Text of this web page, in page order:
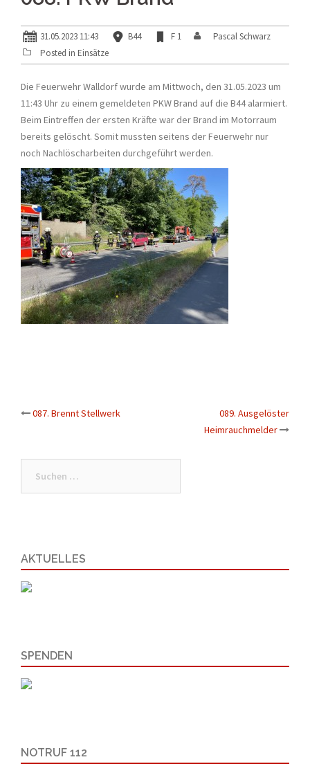
31.05.2023 11:43 B44 F 1
Pascal Schwarz
Posted in Einsätze
Die Feuerwehr Walldorf wurde am Mittwoch, den 31.05.2023 um
11:43 Uhr zu einem gemeldeten PKW Brand auf die B44 alarmiert.
Beim Eintreffen der ersten Kräfte war der Brand im Motorraum
bereits gelöscht. Somit mussten seitens der Feuerwehr nur
noch Nachlöscharbeiten durchgeführt werden.
Beitrags-
087. Brennt Stellwerk
089. Ausgelöster
Heimrauchmelder
nach:
AKTUELLES
SPENDEN
NOTRUF 112